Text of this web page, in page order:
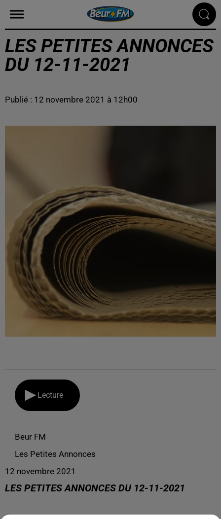
LES PETITES ANNONCES
DU 12-11-2021
Publié : 12 novembre 2021 à 12h00
Lecture
Beur FM
Les Petites Annonces
12 novembre 2021
LES PETITES ANNONCES DU 12-11-2021